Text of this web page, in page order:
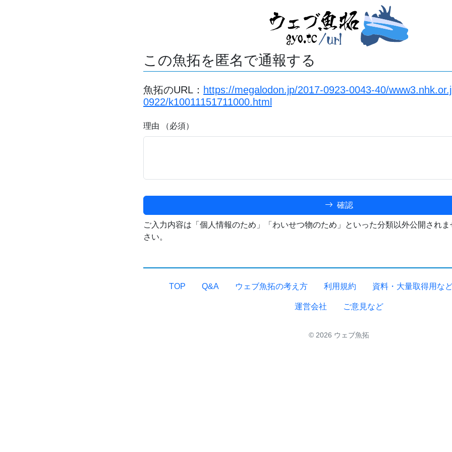
この魚拓を匿名で通報する
魚拓のURL： https://megalodon.jp/2017-0923-0043-40/
0922/k10011151711000.html
理由 （必須）
確認
ご入力内容は「個人情報のため」「わいせつ物のため」といった分類以外公開され
さい。
TOP Q&A ウェブ魚拓の考え方 利用規約 資料・大量取得用な
運営会社 ご意見など
© 2026 ウェブ魚拓